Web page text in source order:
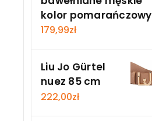
kolor pomarańczowy
179,99zł
Liu Jo Gürtel
nuez 85 cm
222,00zł